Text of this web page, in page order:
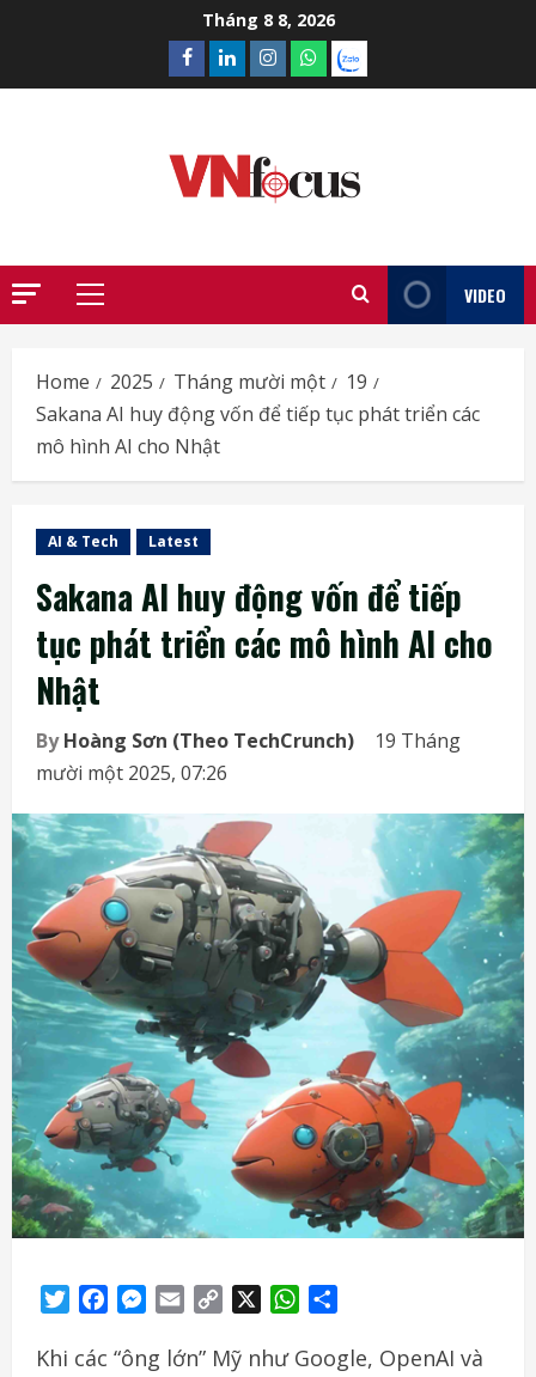
Tháng 8 8, 2026
Facebook
LinkedinInstagram
What’sapp
Zalo
Primary
VIDEO
Home 2025 Tháng mười một
19
Sakana AI huy động vốn để tiếp tục phát triển các
mô hình AI cho Nhật
AI & Tech Latest
Sakana AI huy động vốn để tiếp
tục phát triển các mô hình AI cho
Nhật
ByHoàng Sơn (Theo TechCrunch)
19 Tháng
mười một 2025, 07:26
TwitterFacebookMessenger
Email
Copy
WhatsApp
Khi các “ông lớn” Mỹ như Google, OpenAI và